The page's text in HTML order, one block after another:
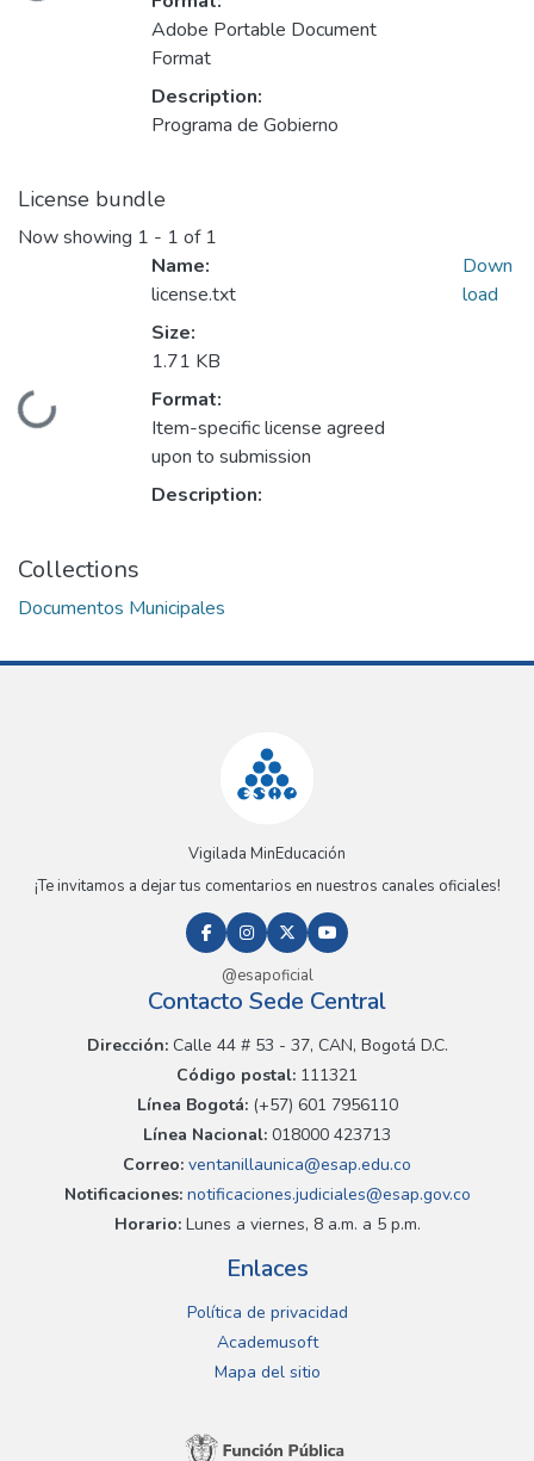
Adobe Portable Document
Format
Description:
Programa de Gobierno
License bundle
Now showing 1 - 1 of 1
Loading...
Name:
license.txt
Size:
1.71 KB
Format:
Item-specific license agreed
upon to submission
Description:
Down
load
Collections
Documentos Municipales
Vigilada MinEducación
¡Te invitamos a dejar tus comentarios en nuestros canales oficiales!
@esapoficial
Contacto Sede Central
Dirección:Calle 44 # 53 - 37, CAN, Bogotá D.C.
Código postal: 111321
Línea Bogotá:(+57) 601 7956110
Línea Nacional: 018000 423713
Correo: ventanillaunica@esap.edu.co
Notificaciones:notificaciones.judiciales@esap.gov.co
Horario:Lunes a viernes, 8 a.m. a 5 p.m.
Enlaces
Política de privacidad
Academusoft
Mapa del sitio